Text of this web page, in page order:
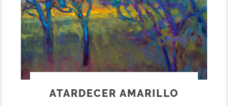
ATARDECER AMARILLO